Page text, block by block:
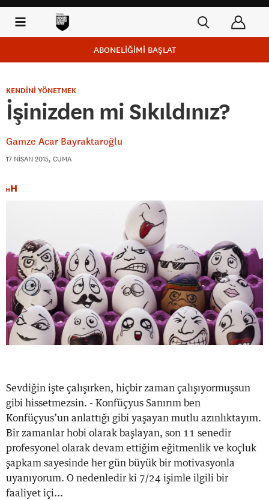
ABONELİĞİMİ BAŞLAT
KENDİNİ YÖNETMEK
İşinizden mi Sıkıldınız?
Gamze Acar Bayraktaroğlu
17 NISAN 2015, CUMA
Sevdiğin işte çalışırken, hiçbir zaman çalışıyormuşsun
gibi hissetmezsin. - Konfüçyus Sanırım ben
Konfüçyus’un anlattığı gibi yaşayan mutlu azınlıktayım.
Bir zamanlar hobi olarak başlayan, son 11 senedir
profesyonel olarak devam ettiğim eğitmenlik ve koçluk
şapkam sayesinde her gün büyük bir motivasyonla
uyanıyorum. O nedenledir ki 7/24 işimle ilgili bir
faaliyet içi...